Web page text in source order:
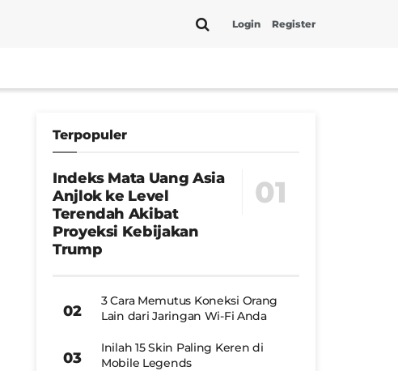
Login Register
Terpopuler
Indeks Mata Uang Asia
Anjlok ke Level
Terendah Akibat
Proyeksi Kebijakan
Trump
3 Cara Memutus Koneksi Orang
Lain dari Jaringan Wi-Fi Anda
Inilah 15 Skin Paling Keren di
Mobile Legends